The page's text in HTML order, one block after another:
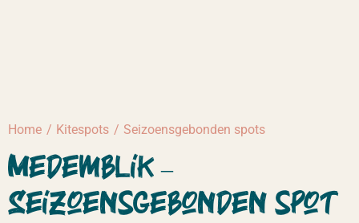
Home Kitespots Seizoensgebonden spots
Medemblik –
Seizoensgebonden spot